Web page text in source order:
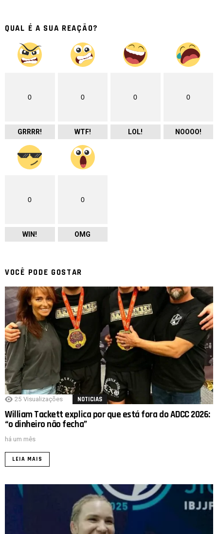
QUAL É A SUA REAÇÃO?
0
GRRRR!
0
WTF!
0
LOL!
0
NOOOO!
0
WIN!
0
OMG
VOCÊ PODE GOSTAR
25 Visualizações NOTICIAS
William Tackett explica por que está fora do ADCC 2026:
“o dinheiro não fecha”
há um mês
LEIA MAIS